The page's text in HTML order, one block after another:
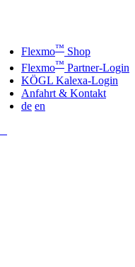
Flexmo™ Shop
Flexmo™ Partner-Login
KÖGL Kalexa-Login
Anfahrt & Kontakt
de en